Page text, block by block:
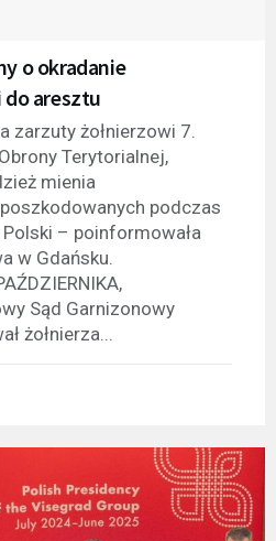
o okradanie
aresztu
zarzuty żołnierzowi 7.
Terytorialnej,
mienia
podczas
– poinformowała
w Gdańsku.
Sąd Garnizonowy
żołnierza...